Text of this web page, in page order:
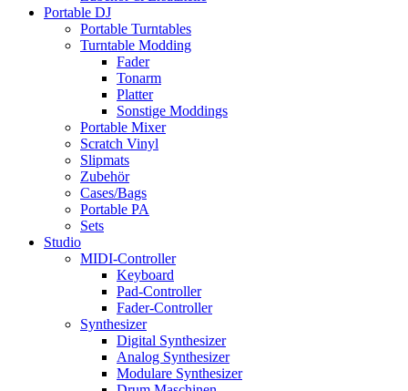
Portable DJ
Portable Turntables
Turntable Modding
Fader
Tonarm
Platter
Sonstige Moddings
Portable Mixer
Scratch Vinyl
Slipmats
Zubehör
Cases/Bags
Portable PA
Sets
Studio
MIDI-Controller
Keyboard
Pad-Controller
Fader-Controller
Synthesizer
Digital Synthesizer
Analog Synthesizer
Modulare Synthesizer